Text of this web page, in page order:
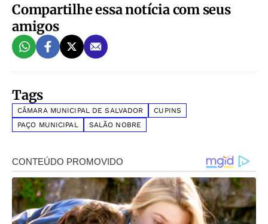
Compartilhe essa notícia com seus
amigos
Tags
CÂMARA MUNICIPAL DE SALVADOR
CUPINS
PAÇO MUNICIPAL
SALÃO NOBRE